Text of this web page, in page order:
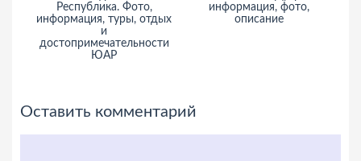
Республика. Фото,
информация, туры, отдых
и
достопримечательности
ЮАР
информация, фото,
описание
Оставить комментарий